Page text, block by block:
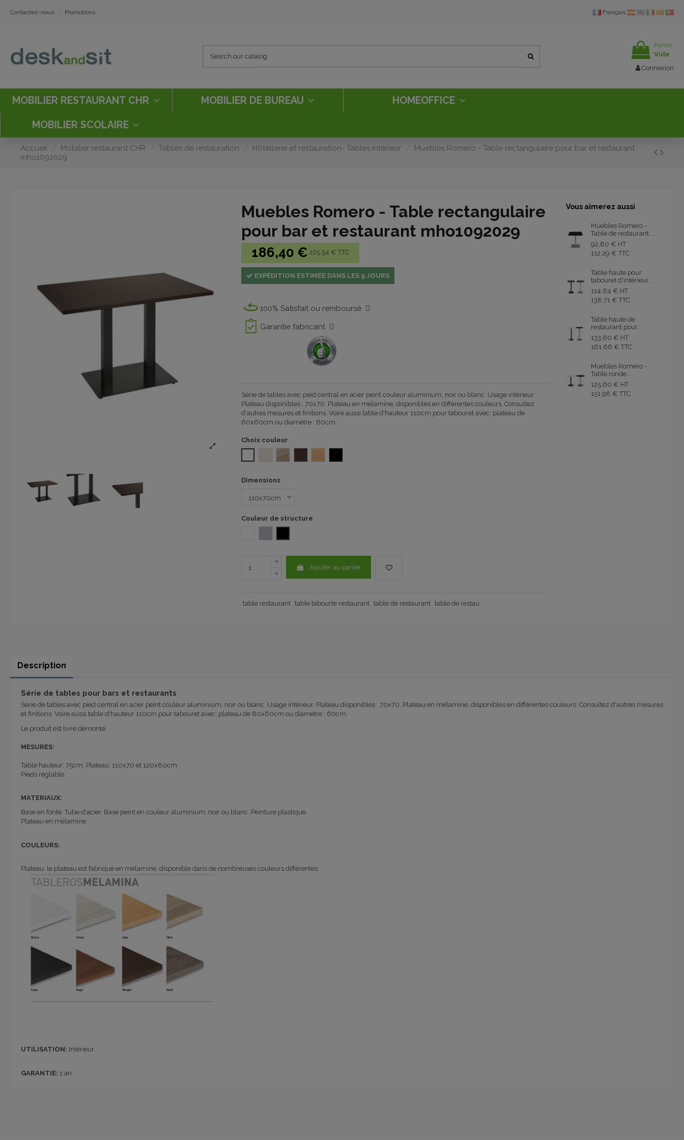
Contactez-nous Promotions Français
Panier
Vide
Connexion
MOBILIER RESTAURANT CHR MOBILIER DE BUREAU HOMEOFFICE
MOBILIER SCOLAIRE
Accueil Mobilier restaurant CHR Tables de restauration Hôtellerie et restauration- Tables intérieur
Muebles Romero - Table rectangulaire pour bar et restaurant
mho1092029
Muebles Romero - Table rectangulaire
pour bar et restaurant mho1092029
186,40 € 225.54 € TTC
EXPÉDITION ESTIMÉE DANS LES 9 JOURS
100% Satisfait ou remboursé
Garantie fabricant
Série de tables avec pied central en acier peintcouleur aluminium, noir ou blanc. Usage intérieur.
Plateau disponibles : 70x70. Plateau en mélamine,disponiblesen différentes couleurs. Consultez
d'autres mesures et finitions. Voire aussi table d'hauteur 110cm pourtabouret avec: plateau de
60x60cm oudiamètre : 60cm.
Choix couleur
Dimensions
Couleur de structure
Ajouter au panier
table restaurant table tabourte restaurant table de restaurant table de restau
Vous aimerez aussi
Muebles Romero -
Table de restaurant...
92,80 € HT
112.29 € TTC
Table haute pour
tabouret d'intérieur...
114,64 € HT
138.71 € TTC
Table haute de
restaurant pour...
133,60 € HT
161.66 € TTC
Muebles Romero -
Table ronde...
125,60 € HT
151.98 € TTC
Description
Série de tables pour bars et restaurants
Série de tablesavec pied central en acier peint couleur aluminium, noir ou blanc. Usage intérieur. Plateau disponibles : 70x70. Plateau en mélamine, disponibles en différentes couleurs. Consultez d'autres mesures
et finitions. Voire aussi table d'hauteur 110cm pour tabouret avec: plateau de 60x60cm ou diamètre : 60cm.
Le produit est livré démonté.
MESURES:
Table hauteur: 75cm; Plateau: 110x70 et 120x80cm
Pieds réglable.
MATERIAUX:
Base en fonte. Tube d'acier. Base peint en couleur aluminium, noir ou blanc. Peinture plastique.
Plateau en mélamine.
COULEURS:
Plateau: le plateau est fabriqué en mélamine. disponible dans de nombreuses couleurs différentes.
UTILISATION: Intérieur.
GARANTIE: 1 an.